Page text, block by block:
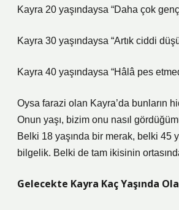
Kayra 20 yaşındaysa “Daha çok
Kayra 30 yaşındaysa “Artık ciddi
Kayra 40 yaşındaysa “Hâlâ pes
Oysa farazi olan Kayra’da bunların
Onun yaşı, bizim onu nasıl
Belki 18 yaşında bir merak, belki 45
bilgelik. Belki de tam ikisinin
Gelecekte Kayra Kaç Yaşında